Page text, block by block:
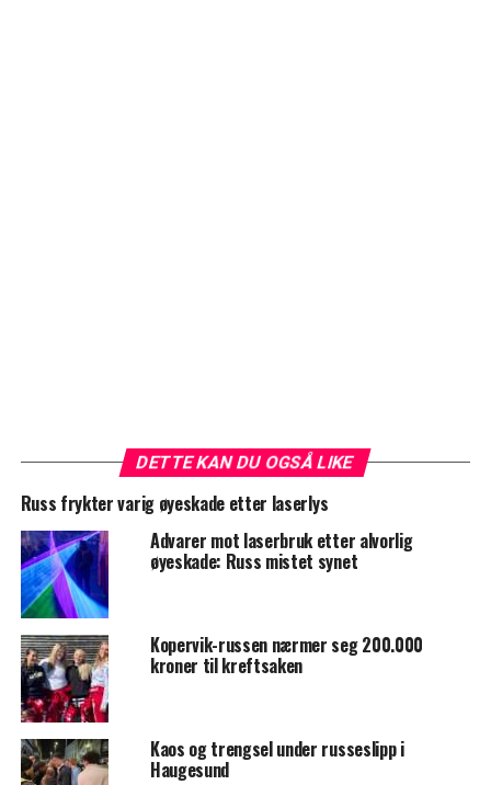
DETTE KAN DU OGSÅ LIKE
Russ frykter varig øyeskade etter laserlys
Advarer mot laserbruk etter alvorlig
øyeskade: Russ mistet synet
Kopervik-russen nærmer seg 200.000
kroner til kreftsaken
Kaos og trengsel under russeslipp i
Haugesund